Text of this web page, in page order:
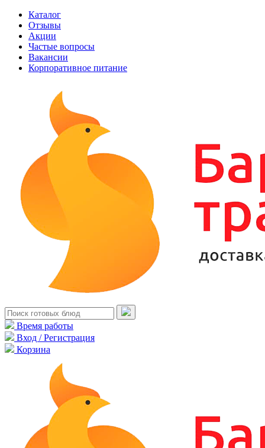
Каталог
Отзывы
Акции
Частые вопросы
Вакансии
Корпоративное питание
Время работы
Вход / Регистрация
Корзина